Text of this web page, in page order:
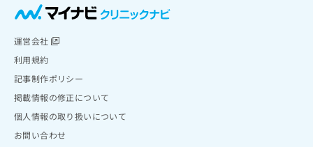
運営会社
利用規約
記事制作ポリシー
掲載情報の修正について
個人情報の取り扱いについて
お問い合わせ